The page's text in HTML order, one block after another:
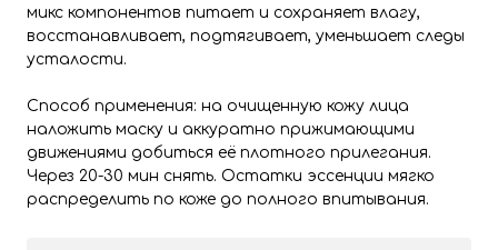
микс компонентов питает и сохраняет влагу,
восстанавливает, подтягивает, уменьшает следы
усталости.
Способ применения: на очищенную кожу лица
наложить маску и аккуратно прижимающими
движениями добиться её плотного прилегания.
Через 20-30 мин снять. Остатки эссенции мягко
распределить по коже до полного впитывания.